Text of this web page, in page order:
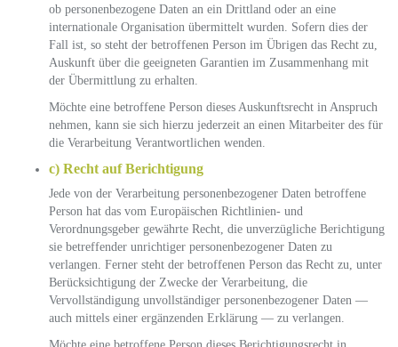
ob personenbezogene Daten an ein Drittland oder an eine
internationale Organisation übermittelt wurden. Sofern dies der
Fall ist, so steht der betroffenen Person im Übrigen das Recht zu,
Auskunft über die geeigneten Garantien im Zusammenhang mit
der Übermittlung zu erhalten.
Möchte eine betroffene Person dieses Auskunftsrecht in Anspruch
nehmen, kann sie sich hierzu jederzeit an einen Mitarbeiter des für
die Verarbeitung Verantwortlichen wenden.
c) Recht auf Berichtigung
Jede von der Verarbeitung personenbezogener Daten betroffene
Person hat das vom Europäischen Richtlinien- und
Verordnungsgeber gewährte Recht, die unverzügliche Berichtigung
sie betreffender unrichtiger personenbezogener Daten zu
verlangen. Ferner steht der betroffenen Person das Recht zu, unter
Berücksichtigung der Zwecke der Verarbeitung, die
Vervollständigung unvollständiger personenbezogener Daten —
auch mittels einer ergänzenden Erklärung — zu verlangen.